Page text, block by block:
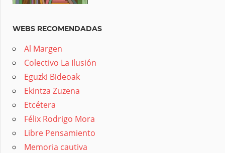
WEBS RECOMENDADAS
Al Margen
Colectivo La Ilusión
Eguzki Bideoak
Ekintza Zuzena
Etcétera
Félix Rodrigo Mora
Libre Pensamiento
Memoria cautiva